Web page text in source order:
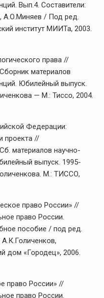
Вып.4. Составители:
А.О.Миняев / Под ред.
институт МИИТа, 2003.
права //
материалов
Юбилейный выпуск.
— М.: Тиссо, 2004.
Федерации:
проекта //
материалов научно-
выпуск. 1995-
М.: ТИССО,
право России» //
право России.
пособие / под ред.
дом «Городец», 2006.
право России» //
право России.